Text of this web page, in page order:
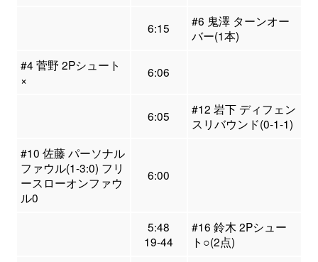
6:15
#6 鬼澤 ターンオー
バー(1本)
#4 菅野 2Pシュート
×
6:06
6:05
#12 岩下 ディフェン
スリバウンド(0-1-1)
#10 佐藤 パーソナル
ファウル(1-3:0) フリ
ースローオンファウ
ル0
6:00
5:48
19-44
#16 鈴木 2Pシュー
ト○(2点)